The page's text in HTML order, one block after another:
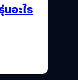
อะไร